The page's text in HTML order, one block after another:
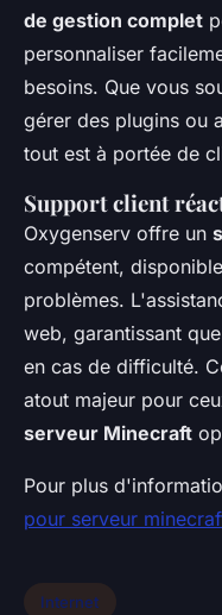
de gestion complet
personnaliser
besoins. Que vous
gérer des plugins ou
tout est à portée de
Support client
Oxygenserv offre un
compétent,
problèmes.
web, garantissant
en cas de difficulté.
atout majeur pour
serveur Minecraft
Pour plus
pour serveur
Internet